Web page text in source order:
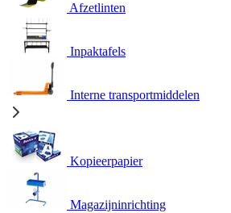
Afzetlinten
Inpaktafels
Interne transportmiddelen
Kopieerpapier
Magazijninrichting